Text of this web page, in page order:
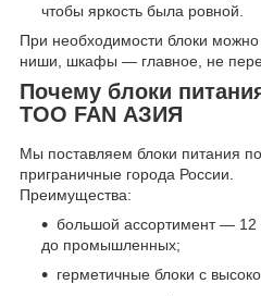
чтобы яркость была ровной.
При необходимости блоки можно
ниши, шкафы — главное, не
Почему блоки
ТОО FAN АЗИЯ
Мы поставляем блоки питания
приграничные города России.
Преимущества:
большой ассортимент — 12
до промышленных;
герметичные блоки с